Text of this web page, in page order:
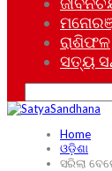
ରାଶିଫଳ
ସତ୍ୟ
Home
ଓଡ଼ିଶା
ସରିଲା